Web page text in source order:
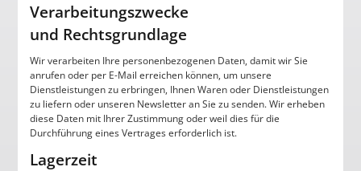
Verarbeitungszwecke
und Rechtsgrundlage
Wir verarbeiten Ihre personenbezogenen Daten, damit wir Sie
anrufen oder per E-Mail erreichen können, um unsere
Dienstleistungen zu erbringen, Ihnen Waren oder Dienstleistungen
zu liefern oder unseren Newsletter an Sie zu senden. Wir erheben
diese Daten mit Ihrer Zustimmung oder weil dies für die
Durchführung eines Vertrages erforderlich ist.
Lagerzeit